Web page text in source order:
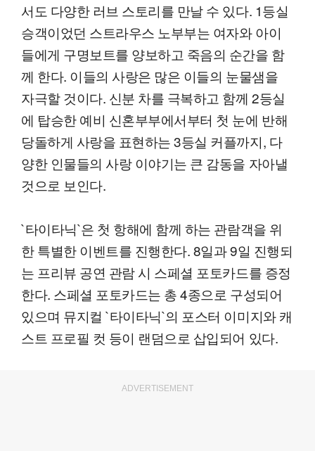
서도 다양한 러브 스토리를 만날 수 있다. 1등실
승객이었던 스트라우스 노부부는 여자와 아이
들에게 구명보트를 양보하고 죽음의 순간을 함
께 한다. 이들의 사랑은 많은 이들의 눈물샘을
자극할 것이다. 신분 차를 극복하고 함께 2등실
에 탑승한 예비 신혼부부에서부터 첫 눈에 반해
당돌하게 사랑을 표현하는 3등실 커플까지, 다
양한 인물들의 사랑 이야기는 큰 감동을 자아낼
것으로 보인다.
`타이타닉`은 첫 항해에 함께 하는 관람객을 위
한 특별한 이벤트를 진행한다. 8일과 9일 진행되
는 프리뷰 공연 관람 시 스페셜 포토카드를 증정
한다. 스페셜 포토카드는 총 4종으로 구성되어
있으며 뮤지컬 `타이타닉`의 포스터 이미지와 캐
스트 프로필 컷 등이 랜덤으로 삽입되어 있다.
ADVERTISEMENT